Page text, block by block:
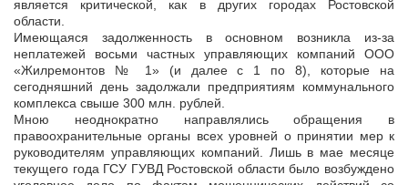
является критической, как в других городах Ростовской
области.
Имеющаяся задолженность в основном возникла из-за
неплатежей восьми частных управляющих компаний ООО
«Жилремонтов № 1» (и далее с 1 по 8), которые на
сегодняшний день задолжали предприятиям коммунального
комплекса свыше 300 млн. рублей.
Мною неоднократно направлялись обращения в
правоохранительные органы всех уровней о принятии мер к
руководителям управляющих компаний. Лишь в мае месяце
текущего года ГСУ ГУВД Ростовской области было возбуждено